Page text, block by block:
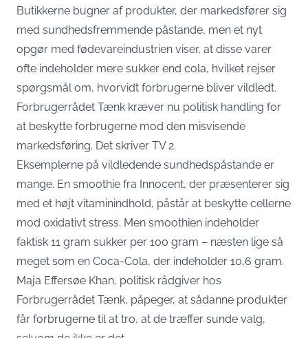
Butikkerne bugner af produkter, der markedsfører sig
med sundhedsfremmende påstande, men et nyt
opgør med fødevareindustrien viser, at disse varer
ofte indeholder mere sukker end cola, hvilket rejser
spørgsmål om, hvorvidt forbrugerne bliver vildledt.
Forbrugerrådet Tænk kræver nu politisk handling for
at beskytte forbrugerne mod den misvisende
markedsføring. Det skriver TV 2.
Eksemplerne på vildledende sundhedspåstande er
mange. En smoothie fra Innocent, der præsenterer sig
med et højt vitaminindhold, påstår at beskytte cellerne
mod oxidativt stress. Men smoothien indeholder
faktisk 11 gram sukker per 100 gram – næsten lige så
meget som en Coca-Cola, der indeholder 10,6 gram.
Maja Effersøe Khan, politisk rådgiver hos
Forbrugerrådet Tænk, påpeger, at sådanne produkter
får forbrugerne til at tro, at de træffer sunde valg,